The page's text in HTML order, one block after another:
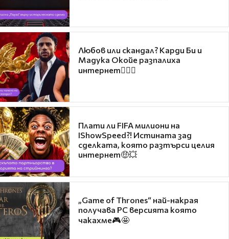
Любов или скандал? Карди Би и
Мадука Окойе разпалиха
интернет❤️‍🔥🔥
Плати ли FIFA милиони на
IShowSpeed?! Истината зад
сделката, която разтърси целия
интернет🤑💥
„Game of Thrones“ най-накрая
получава PC версията която
чакахме🎮🤩